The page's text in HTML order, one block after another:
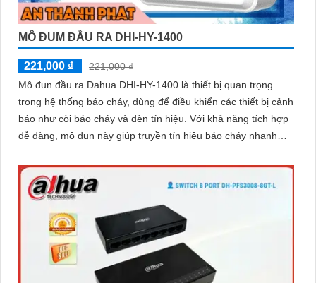
MÔ ĐUM ĐẦU RA DHI-HY-1400
221,000 ₫
221,000 ₫
Mô đun đầu ra Dahua DHI-HY-1400 là thiết bị quan trọng
trong hệ thống báo cháy, dùng để điều khiển các thiết bị cảnh
báo như còi báo cháy và đèn tín hiệu. Với khả năng tích hợp
dễ dàng, mô đun này giúp truyền tín hiệu báo cháy nhanh